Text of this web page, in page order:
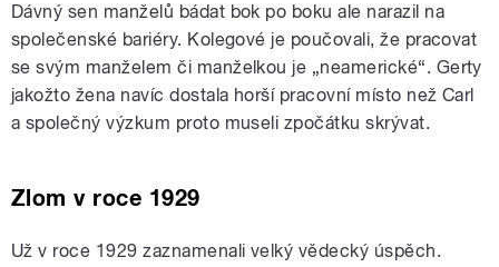
Dávný sen manželů bádat bok po boku ale narazil na
společenské bariéry. Kolegové je poučovali, že pracovat
se svým manželem či manželkou je „neamerické“. Gerty
jakožto žena navíc dostala horší pracovní místo než Carl
a společný výzkum proto museli zpočátku skrývat.
Zlom v roce 1929
Už v roce 1929 zaznamenali velký vědecký úspěch.